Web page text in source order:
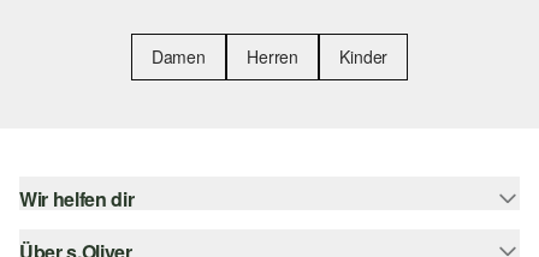
Damen Herren Kinder
Wir helfen dir
Hilfe & FAQ